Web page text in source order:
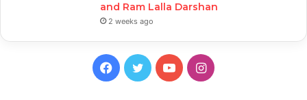
and Ram Lalla Darshan
2 weeks ago
Facebook
TwitterYouTubeInstagram